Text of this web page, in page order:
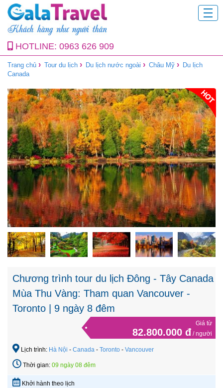
HOTLINE: 0963 626 909
Trang chủ › Tour du lịch › Du lịch nước ngoài › Châu Mỹ › Du lịch
Canada
Chương trình tour du lịch Đông - Tây Canada
Mùa Thu Vàng: Tham quan Vancouver -
Toronto | 9 ngày 8 đêm
Giá từ
82.800.000 đ / người
Lịch trình: Hà Nội - Canada - Toronto - Vancouver
Thời gian: 09 ngày 08 đêm
Khởi hành theo lịch